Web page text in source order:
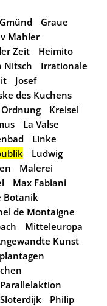
Gmünd
Graue
Mahler
Zeit
Heimito
Nitsch
Irrationale
Josef
des Kuchens
Ordnung
Kreisel
La Valse
Linke
Ludwig
Malerei
Max Fabiani
Botanik
de Montaigne
Mitteleuropa
Kunst
Parallelaktion
Philip